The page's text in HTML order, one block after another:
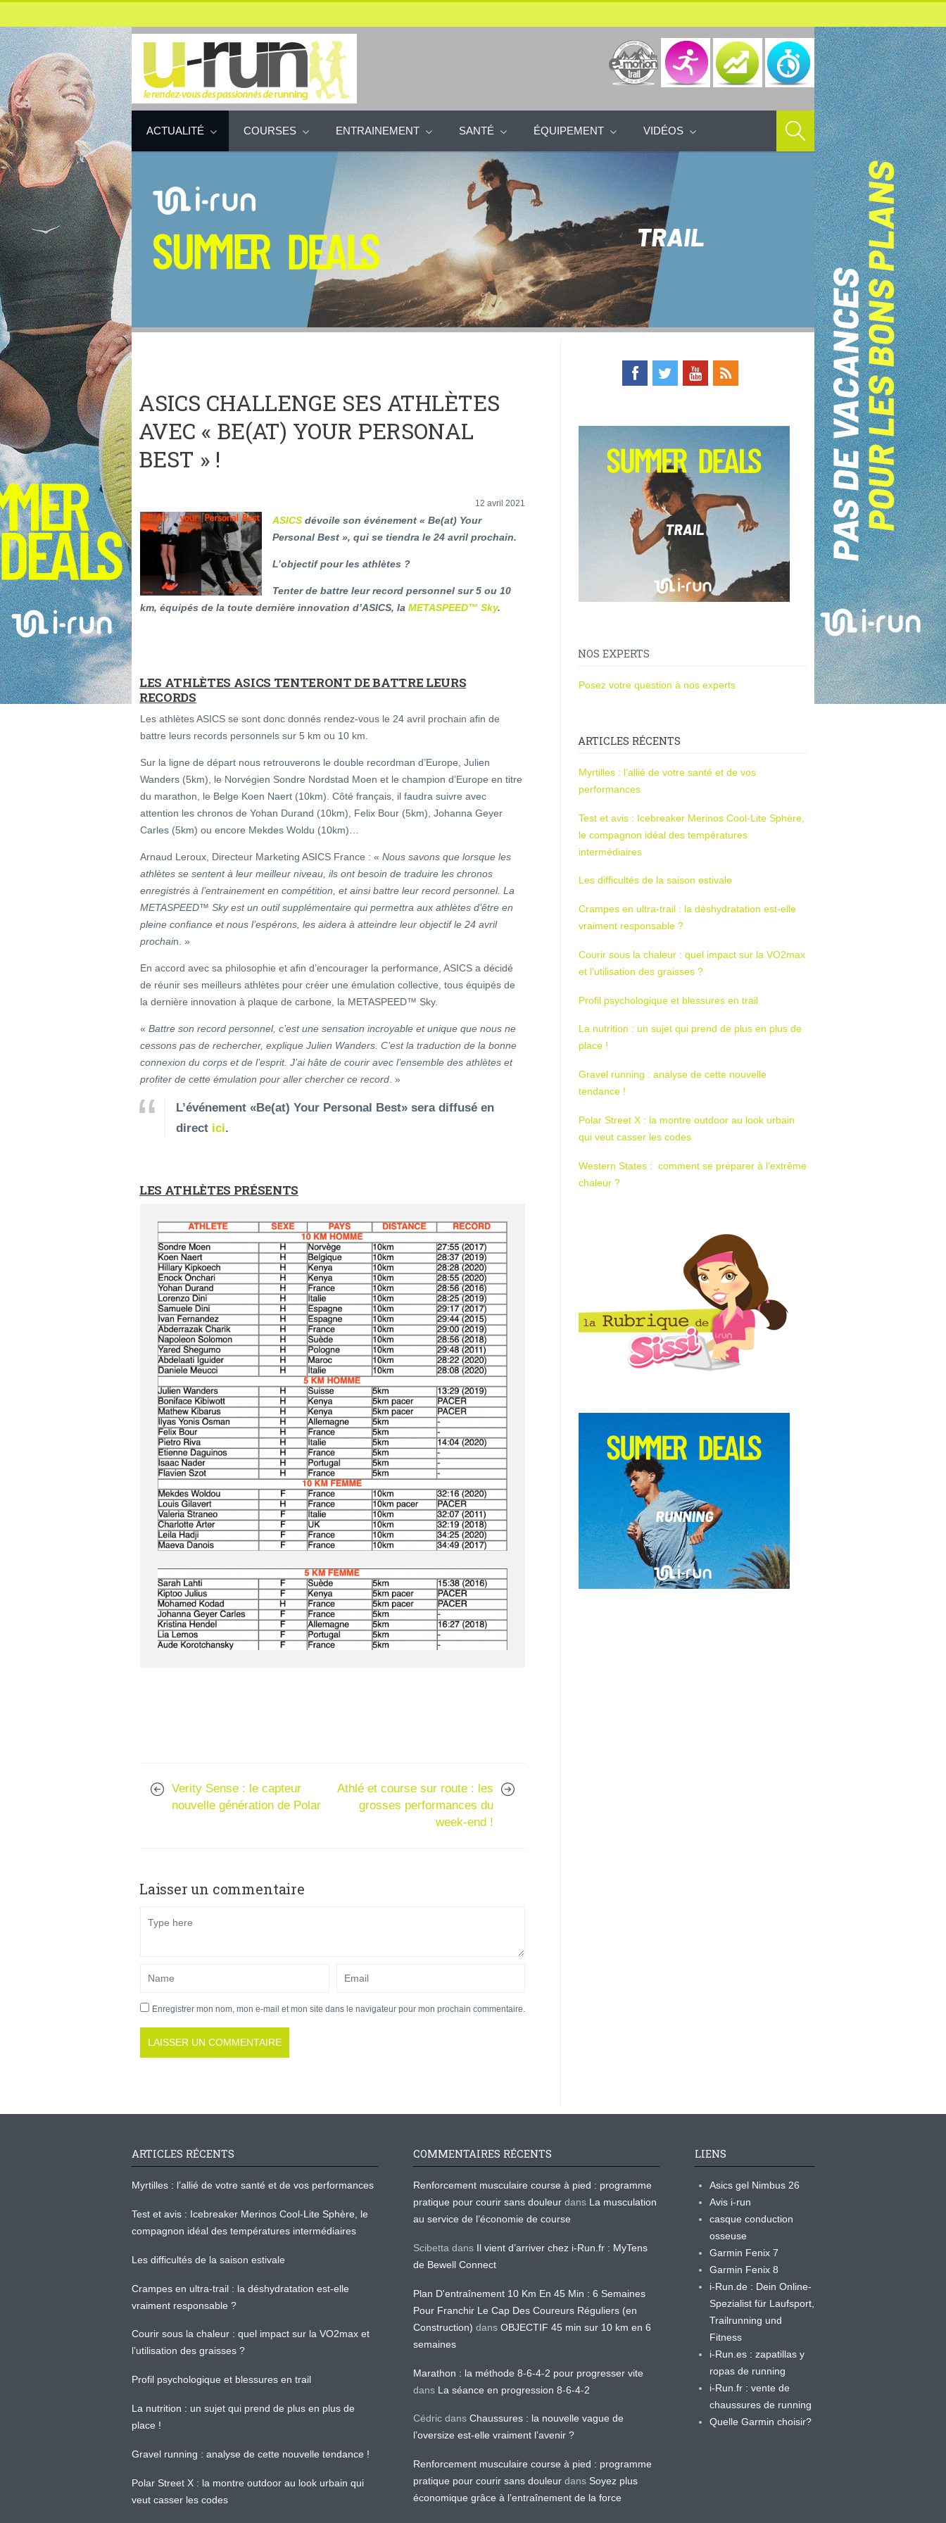
ACTUALITÉ COURSES ENTRAINEMENT SANTÉ ÉQUIPEMENT VIDÉOS
ASICS CHALLENGE SES ATHLÈTES
AVEC « BE(AT) YOUR PERSONAL
BEST » !
12 avril 2021
ASICS dévoile son événement « Be(at) Your
Personal Best », qui se tiendra le 24 avril prochain.
L’objectif pour les athlètes ?
Tenter de battre leur record personnel sur 5 ou 10
km, équipés de la toute dernière innovation d’ASICS, la METASPEED™ Sky.
LES ATHLÈTES ASICS TENTERONT DE BATTRE LEURS
RECORDS
Les athlètes ASICS se sont donc donnés rendez-vous le 24 avril prochain afin de
battre leurs records personnels sur 5 km ou 10 km.
Sur la ligne de départ nous retrouverons le double recordman d’Europe, Julien
Wanders (5km), le Norvégien Sondre Nordstad Moen et le champion d’Europe en titre
du marathon, le Belge Koen Naert (10km). Côté français, il faudra suivre avec
attention les chronos de Yohan Durand (10km), Felix Bour (5km), Johanna Geyer
Carles (5km) ou encore Mekdes Woldu (10km)…
Arnaud Leroux, Directeur Marketing ASICS France : « Nous savons que lorsque les
athlètes se sentent à leur meilleur niveau, ils ont besoin de traduire les chronos
enregistrés à l’entrainement en compétition, et ainsi battre leur record personnel. La
METASPEED™ Sky est un outil supplémentaire qui permettra aux athlètes d’être en
pleine confiance et nous l’espérons, les aidera à atteindre leur objectif le 24 avril
prochain. »
En accord avec sa philosophie et afin d’encourager la performance, ASICS a décidé
de réunir ses meilleurs athlètes pour créer une émulation collective, tous équipés de
la dernière innovation à plaque de carbone, la METASPEED™ Sky.
« Battre son record personnel, c’est une sensation incroyable et unique que nous ne
cessons pas de rechercher, explique Julien Wanders. C’est la traduction de la bonne
connexion du corps et de l’esprit. J’ai hâte de courir avec l’ensemble des athlètes et
profiter de cette émulation pour aller chercher ce record. »
L’événement «Be(at) Your Personal Best» sera diffusé en
direct ici.
LES ATHLÈTES PRÉSENTS
Verity Sense : le capteur
nouvelle génération de Polar
Athlé et course sur route : les
grosses performances du
week-end !
Laisser un commentaire
Enregistrer mon nom, mon e-mail et mon site dans le navigateur pour mon prochain commentaire.
NOS EXPERTS
Posez votre question à nos experts
ARTICLES RÉCENTS
Myrtilles : l’allié de votre santé et de vos
performances
Test et avis : Icebreaker Merinos Cool-Lite Sphère,
le compagnon idéal des températures
intermédiaires
Les difficultés de la saison estivale
Crampes en ultra-trail : la déshydratation est-elle
vraiment responsable ?
Courir sous la chaleur : quel impact sur la VO2max
et l’utilisation des graisses ?
Profil psychologique et blessures en trail
La nutrition : un sujet qui prend de plus en plus de
place !
Gravel running : analyse de cette nouvelle
tendance !
Polar Street X : la montre outdoor au look urbain
qui veut casser les codes
Western States : comment se préparer à l’extrême
chaleur ?
ARTICLES RÉCENTS
Myrtilles : l’allié de votre santé et de vos performances
Test et avis : Icebreaker Merinos Cool-Lite Sphère, le
compagnon idéal des températures intermédiaires
Les difficultés de la saison estivale
Crampes en ultra-trail : la déshydratation est-elle
vraiment responsable ?
Courir sous la chaleur : quel impact sur la VO2max et
l’utilisation des graisses ?
Profil psychologique et blessures en trail
La nutrition : un sujet qui prend de plus en plus de
place !
Gravel running : analyse de cette nouvelle tendance !
Polar Street X : la montre outdoor au look urbain qui
veut casser les codes
COMMENTAIRES RÉCENTS
Renforcement musculaire course à pied : programme
pratique pour courir sans douleur dans La musculation
au service de l’économie de course
Scibetta dans Il vient d’arriver chez i-Run.fr : MyTens
de Bewell Connect
Plan D'entraînement 10 Km En 45 Min : 6 Semaines
Pour Franchir Le Cap Des Coureurs Réguliers (en
Construction) dans OBJECTIF 45 min sur 10 km en 6
semaines
Marathon : la méthode 8-6-4-2 pour progresser vite
dans La séance en progression 8-6-4-2
Cédric dans Chaussures : la nouvelle vague de
l’oversize est-elle vraiment l’avenir ?
Renforcement musculaire course à pied : programme
pratique pour courir sans douleur dans Soyez plus
économique grâce à l’entraînement de la force
LIENS
Asics gel Nimbus 26
Avis i-run
casque conduction
osseuse
Garmin Fenix 7
Garmin Fenix 8
i-Run.de : Dein Online-
Spezialist für Laufsport,
Trailrunning und
Fitness
i-Run.es : zapatillas y
ropas de running
i-Run.fr : vente de
chaussures de running
Quelle Garmin choisir?